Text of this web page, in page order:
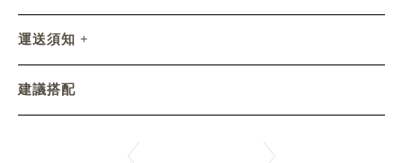
運送須知
建議搭配